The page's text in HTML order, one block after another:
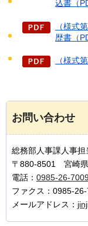
込書（
（様式
歴書（
（様式
お問い合わせ
総務部人事課人事担
〒880-8501 宮崎
電話： 0985-26-
ファクス：0985-
メールアドレス：